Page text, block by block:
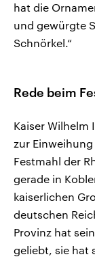
hat die
und gewürgte
Schnörkel.“
Rede beim
Kaiser Wilhelm
zur
Festmahl der
gerade in
kaiserlichen
deutschen
Provinz hat
geliebt, sie hat